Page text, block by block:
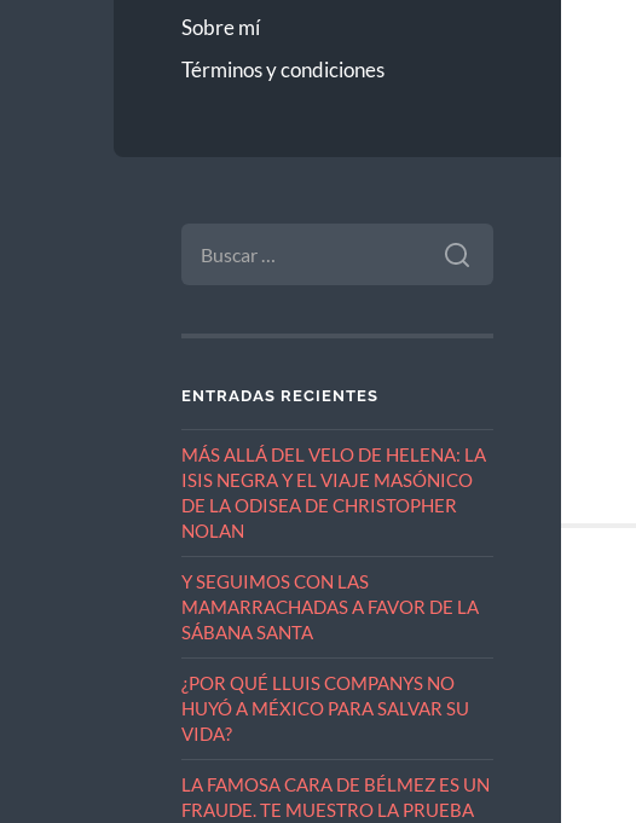
Sobre mí
Términos y condiciones
ENTRADAS RECIENTES
MÁS ALLÁ DEL VELO DE HELENA: LA
ISIS NEGRA Y EL VIAJE MASÓNICO
DE LA ODISEA DE CHRISTOPHER
NOLAN
Y SEGUIMOS CON LAS
MAMARRACHADAS A FAVOR DE LA
SÁBANA SANTA
¿POR QUÉ LLUIS COMPANYS NO
HUYÓ A MÉXICO PARA SALVAR SU
VIDA?
LA FAMOSA CARA DE BÉLMEZ ES UN
FRAUDE. TE MUESTRO LA PRUEBA